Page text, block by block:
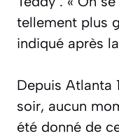
tellement plus
indiqué après
Depuis Atlanta
soir, aucun
été donné de